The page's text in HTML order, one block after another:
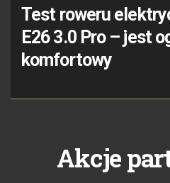
Test roweru
E26 3.0 Pro – jest
komfortowy
Akcje